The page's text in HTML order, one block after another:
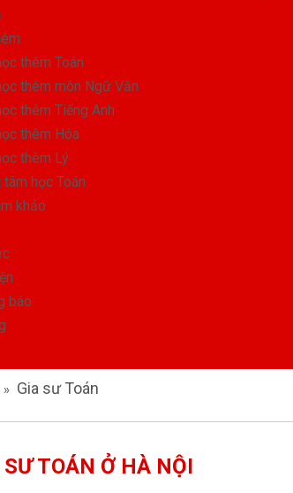
thêm Toán
thêm môn Ngữ Văn
thêm Tiếng Anh
thêm Hóa
thêm Lý
tâm học Toán
khảo
báo
» Gia sư Toán
TOÁN Ở HÀ NỘI